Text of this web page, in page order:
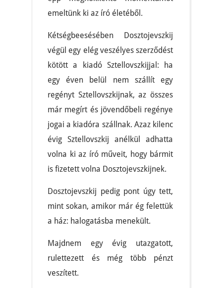
emeltünk ki az író életéből.
Kétségbeesésében Dosztojevszkij
végül egy elég veszélyes szerződést
kötött a kiadó Sztellovszkijjal: ha
egy éven belül nem szállít egy
regényt Sztellovszkijnak, az összes
már megírt és jövendőbeli regénye
jogai a kiadóra szállnak. Azaz kilenc
évig Sztellovszkij anélkül adhatta
volna ki az író műveit, hogy bármit
is fizetett volna Dosztojevszkijnek.
Dosztojevszkij pedig pont úgy tett,
mint sokan, amikor már ég felettük
a ház: halogatásba menekült.
Majdnem egy évig utazgatott,
rulettezett és még több pénzt
veszített.